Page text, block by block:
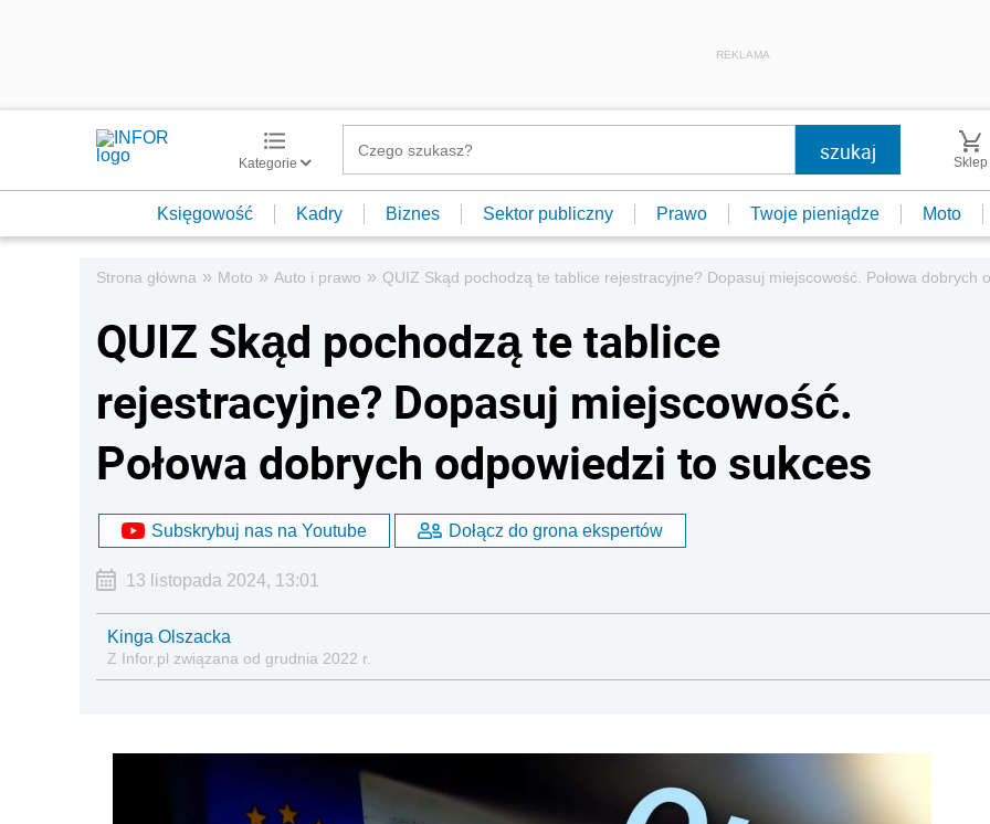
REKLAMA
Kategorie Sklep
Księgowość Kadry Biznes Sektor publiczny Prawo Twoje pieniądze Moto
Strona główna » Moto » Auto i prawo » QUIZ Skąd pochodzą te tablice rejestracyjne? Dopasuj miejscowość. Połowa dobrych
QUIZ Skąd pochodzą te tablice
rejestracyjne? Dopasuj miejscowość.
Połowa dobrych odpowiedzi to sukces
Subskrybuj nas na Youtube Dołącz do grona ekspertów
13 listopada 2024, 13:01
Kinga Olszacka
Z Infor.pl związana od grudnia 2022 r.